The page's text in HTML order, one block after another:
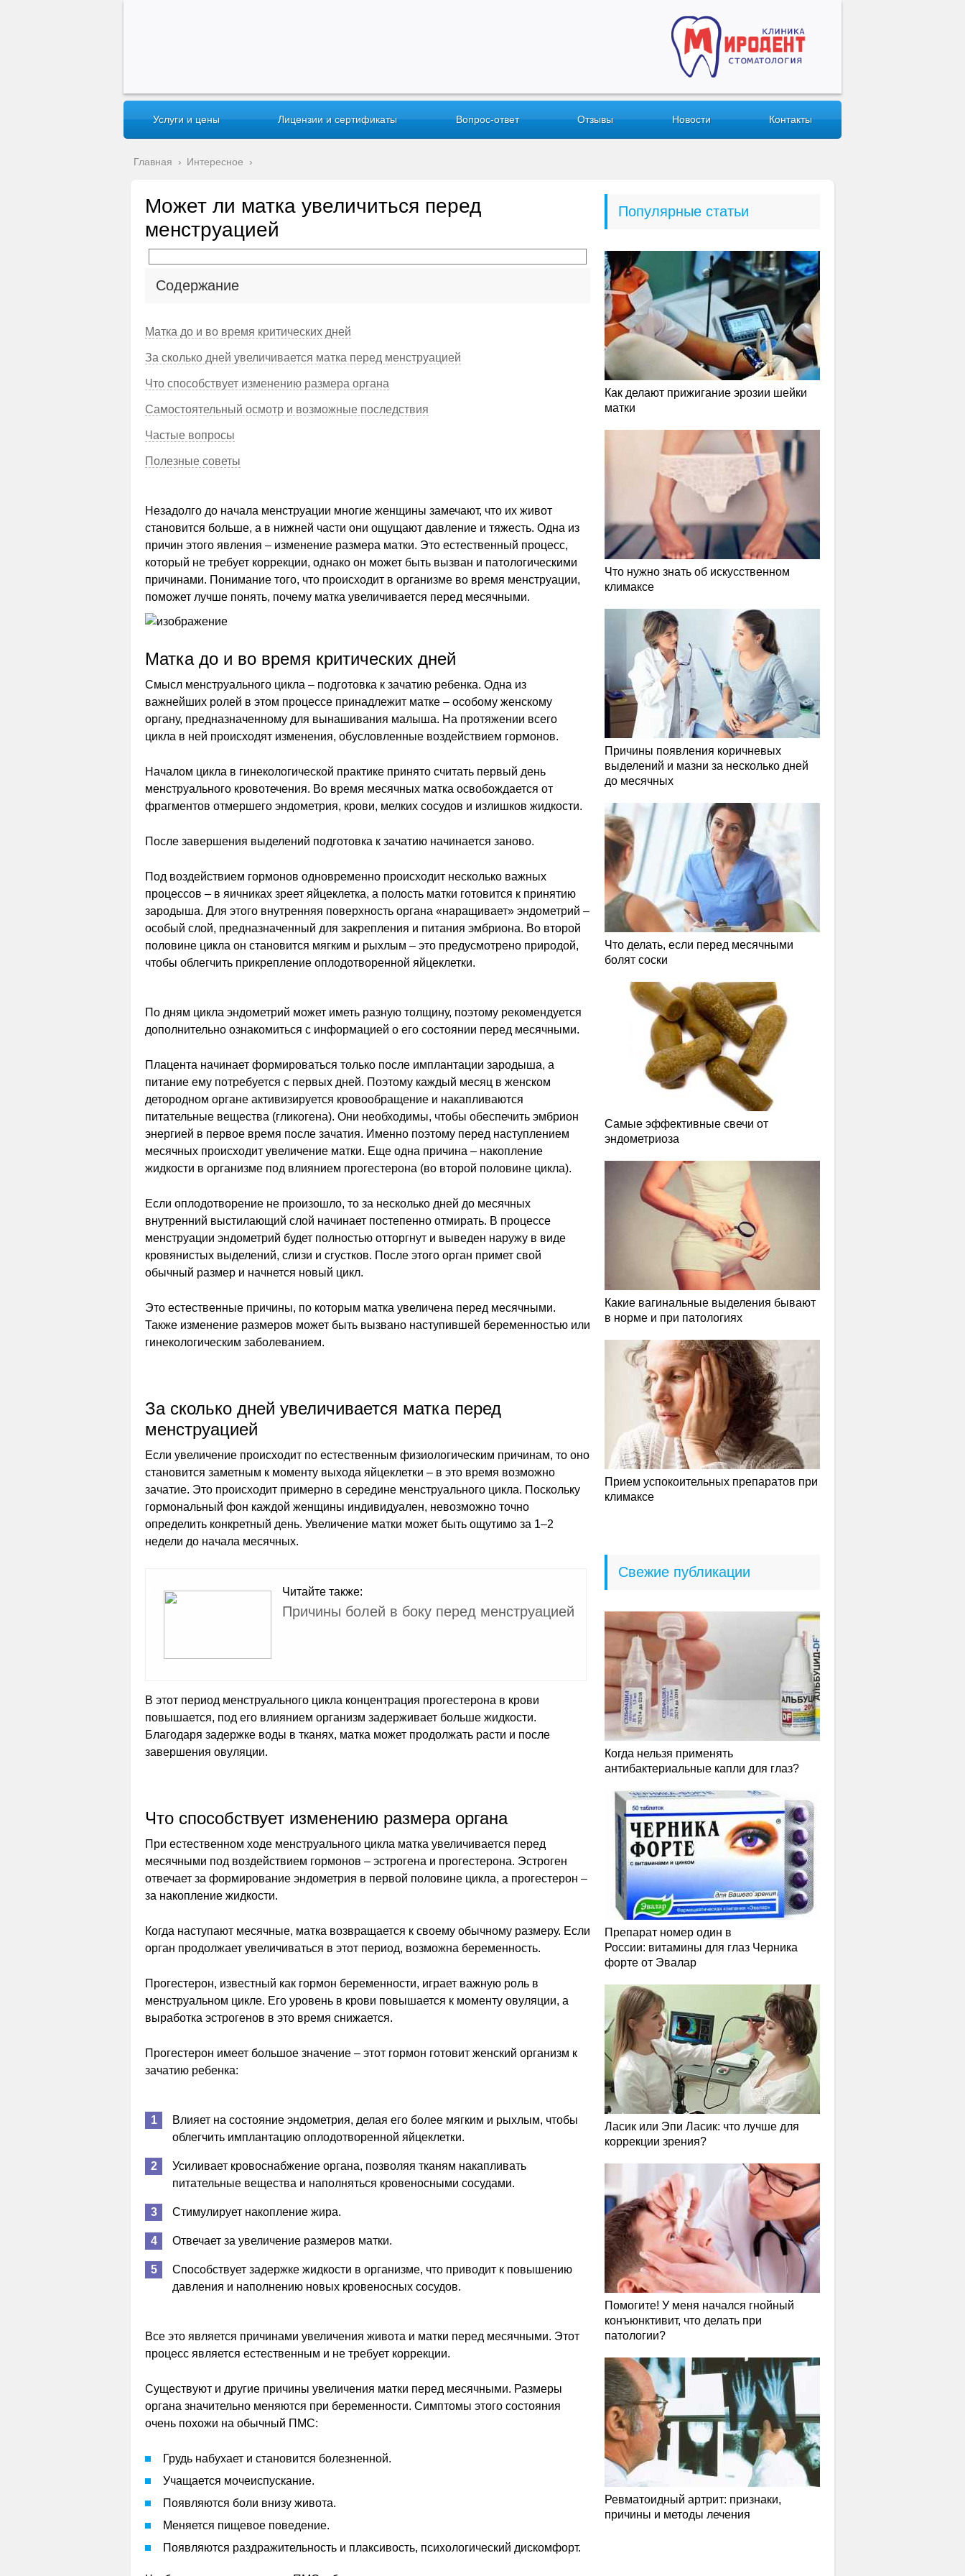
Услуги и цены Лицензии и сертификаты Вопрос-ответ Отзывы Новости Контакты
Главная › Интересное ›
Может ли матка увеличиться перед
менструацией
Содержание
Матка до и во время критических дней
За сколько дней увеличивается матка перед менструацией
Что способствует изменению размера органа
Самостоятельный осмотр и возможные последствия
Частые вопросы
Полезные советы
Незадолго до начала менструации многие женщины замечают, что их живот
становится больше, а в нижней части они ощущают давление и тяжесть. Одна из
причин этого явления – изменение размера матки. Это естественный процесс,
который не требует коррекции, однако он может быть вызван и патологическими
причинами. Понимание того, что происходит в организме во время менструации,
поможет лучше понять, почему матка увеличивается перед месячными.
Матка до и во время критических дней
Смысл менструального цикла – подготовка к зачатию ребенка. Одна из
важнейших ролей в этом процессе принадлежит матке – особому женскому
органу, предназначенному для вынашивания малыша. На протяжении всего
цикла в ней происходят изменения, обусловленные воздействием гормонов.
Началом цикла в гинекологической практике принято считать первый день
менструального кровотечения. Во время месячных матка освобождается от
фрагментов отмершего эндометрия, крови, мелких сосудов и излишков жидкости.
После завершения выделений подготовка к зачатию начинается заново.
Под воздействием гормонов одновременно происходит несколько важных
процессов – в яичниках зреет яйцеклетка, а полость матки готовится к принятию
зародыша. Для этого внутренняя поверхность органа «наращивает» эндометрий –
особый слой, предназначенный для закрепления и питания эмбриона. Во второй
половине цикла он становится мягким и рыхлым – это предусмотрено природой,
чтобы облегчить прикрепление оплодотворенной яйцеклетки.
По дням цикла эндометрий может иметь разную толщину, поэтому рекомендуется
дополнительно ознакомиться с информацией о его состоянии перед месячными.
Плацента начинает формироваться только после имплантации зародыша, а
питание ему потребуется с первых дней. Поэтому каждый месяц в женском
детородном органе активизируется кровообращение и накапливаются
питательные вещества (гликогена). Они необходимы, чтобы обеспечить эмбрион
энергией в первое время после зачатия. Именно поэтому перед наступлением
месячных происходит увеличение матки. Еще одна причина – накопление
жидкости в организме под влиянием прогестерона (во второй половине цикла).
Если оплодотворение не произошло, то за несколько дней до месячных
внутренний выстилающий слой начинает постепенно отмирать. В процессе
менструации эндометрий будет полностью отторгнут и выведен наружу в виде
кровянистых выделений, слизи и сгустков. После этого орган примет свой
обычный размер и начнется новый цикл.
Это естественные причины, по которым матка увеличена перед месячными.
Также изменение размеров может быть вызвано наступившей беременностью или
гинекологическим заболеванием.
За сколько дней увеличивается матка перед
менструацией
Если увеличение происходит по естественным физиологическим причинам, то оно
становится заметным к моменту выхода яйцеклетки – в это время возможно
зачатие. Это происходит примерно в середине менструального цикла. Поскольку
гормональный фон каждой женщины индивидуален, невозможно точно
определить конкретный день. Увеличение матки может быть ощутимо за 1–2
недели до начала месячных.
Читайте также:
Причины болей в боку перед менструацией
В этот период менструального цикла концентрация прогестерона в крови
повышается, под его влиянием организм задерживает больше жидкости.
Благодаря задержке воды в тканях, матка может продолжать расти и после
завершения овуляции.
Что способствует изменению размера органа
При естественном ходе менструального цикла матка увеличивается перед
месячными под воздействием гормонов – эстрогена и прогестерона. Эстроген
отвечает за формирование эндометрия в первой половине цикла, а прогестерон –
за накопление жидкости.
Когда наступают месячные, матка возвращается к своему обычному размеру. Если
орган продолжает увеличиваться в этот период, возможна беременность.
Прогестерон, известный как гормон беременности, играет важную роль в
менструальном цикле. Его уровень в крови повышается к моменту овуляции, а
выработка эстрогенов в это время снижается.
Прогестерон имеет большое значение – этот гормон готовит женский организм к
зачатию ребенка:
Влияет на состояние эндометрия, делая его более мягким и рыхлым, чтобы
облегчить имплантацию оплодотворенной яйцеклетки.
Усиливает кровоснабжение органа, позволяя тканям накапливать
питательные вещества и наполняться кровеносными сосудами.
Стимулирует накопление жира.
Отвечает за увеличение размеров матки.
Способствует задержке жидкости в организме, что приводит к повышению
давления и наполнению новых кровеносных сосудов.
Все это является причинами увеличения живота и матки перед месячными. Этот
процесс является естественным и не требует коррекции.
Существуют и другие причины увеличения матки перед месячными. Размеры
органа значительно меняются при беременности. Симптомы этого состояния
очень похожи на обычный ПМС:
Грудь набухает и становится болезненной.
Учащается мочеиспускание.
Появляются боли внизу живота.
Меняется пищевое поведение.
Появляются раздражительность и плаксивость, психологический дискомфорт.
Популярные статьи
Как делают прижигание эрозии шейки
матки
Что нужно знать об искусственном
климаксе
Причины появления коричневых
выделений и мазни за несколько дней
до месячных
Что делать, если перед месячными
болят соски
Самые эффективные свечи от
эндометриоза
Какие вагинальные выделения бывают
в норме и при патологиях
Прием успокоительных препаратов при
климаксе
Свежие публикации
Когда нельзя применять
антибактериальные капли для глаз?
Препарат номер один в
России: витамины для глаз Черника
форте от Эвалар
Ласик или Эпи Ласик: что лучше для
коррекции зрения?
Помогите! У меня начался гнойный
конъюнктивит, что делать при
патологии?
Ревматоидный артрит: признаки,
причины и методы лечения